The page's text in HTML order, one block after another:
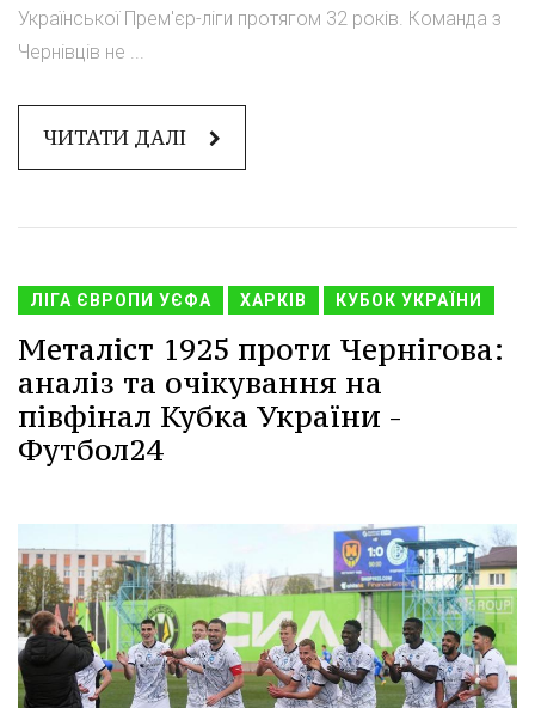
Української Прем'єр-ліги протягом 32 років. Команда з
Чернівців не ...
ЧИТАТИ ДАЛІ
ЛІГА ЄВРОПИ УЄФА ХАРКІВ КУБОК УКРАЇНИ
Металіст 1925 проти Чернігова:
аналіз та очікування на
півфінал Кубка України -
Футбол24